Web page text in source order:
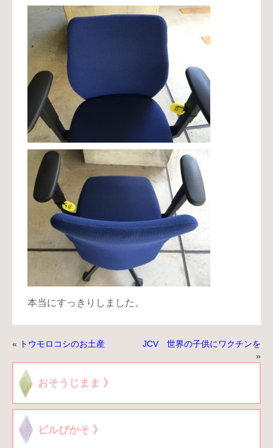
本当にすっきりしました。
« トウモロコシのお土産
JCV 世界の子供にワクチンを
»
おそうじまま 》
ビルぴかそ 》